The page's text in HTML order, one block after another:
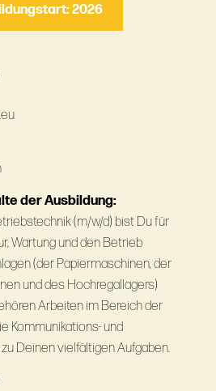
2026
der Ausbildung:
(m/w/d) bist Du für
Wartung und den Betrieb
(der Papiermaschinen, der
und des Hochregallagers)
Arbeiten im Bereich der
Kommunikations- und
Deinen vielfältigen Aufgaben.